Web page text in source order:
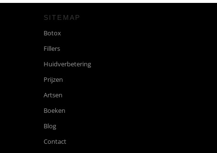
SITEMAP
Botox
Fillers
Huidverbetering
Prijzen
Artsen
Boeken
Blog
Contact